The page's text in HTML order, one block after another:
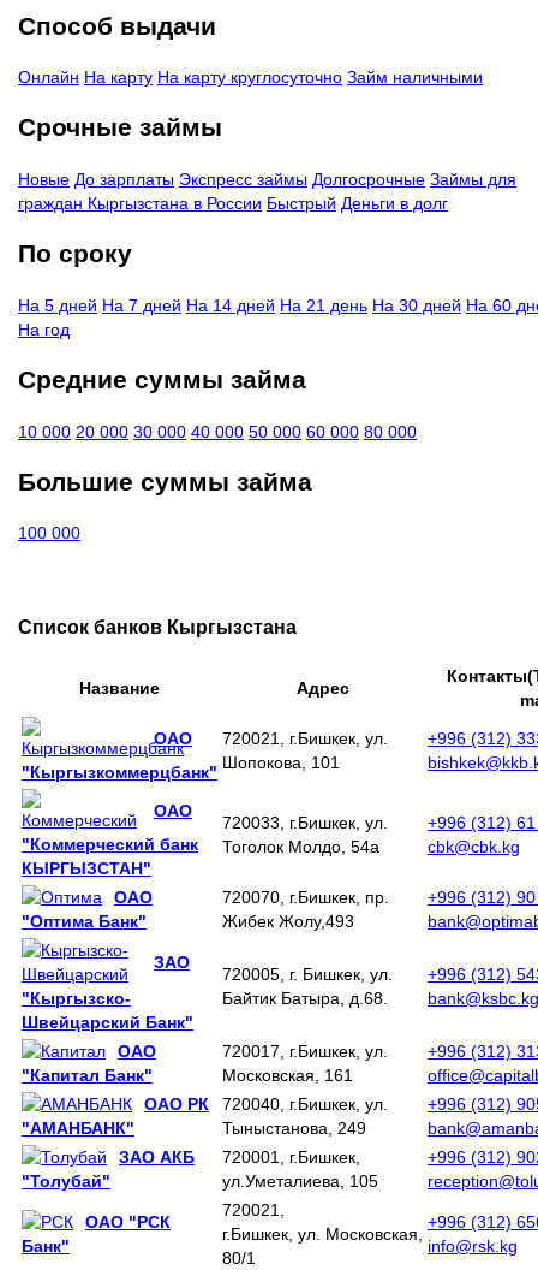
Способ выдачи
Онлайн На карту На карту круглосуточно Займ наличными
Срочные займы
Новые До зарплаты Экспресс займы Долгосрочные Займы для
граждан Кыргызстана в России Быстрый Деньги в долг
По сроку
На 5 дней На 7 дней На 14 дней На 21 день На 30 дней На 60
На год
Средние суммы займа
10 000 20 000 30 000 40 000 50 000 60 000 80 000
Большие суммы займа
100 000
Список банков Кыргызстана
Название Адрес
ОАО
"Кыргызкоммерцбанк"
720021, г.Бишкек, ул.
Шопокова, 101
+996 (312)
ОАО
"Коммерческий банк
КЫРГЫЗСТАН"
720033, г.Бишкек, ул.
Тоголок Молдо, 54а
+996 (312)
cbk@cbk.kg
ОАО
"Оптима Банк"
720070, г.Бишкек, пр.
Жибек Жолу,493
+996 (312)
ЗАО
"Кыргызско-
Швейцарский Банк"
720005, г. Бишкек, ул.
Байтик Батыра, д.68.
+996 (312)
bank@ksbc.kg
ОАО
"Капитал Банк"
720017, г.Бишкек, ул.
Московская, 161
+996 (312)
ОАО РК
"АМАНБАНК"
720040, г.Бишкек, ул.
Тыныстанова, 249
+996 (312)
ЗАО АКБ
"Толубай"
720001, г.Бишкек,
ул.Уметалиева, 105
+996 (312)
ОАО "РСК
Банк"
720021,
г.Бишкек, ул. Московская,
80/1
+996 (312)
info@rsk.kg